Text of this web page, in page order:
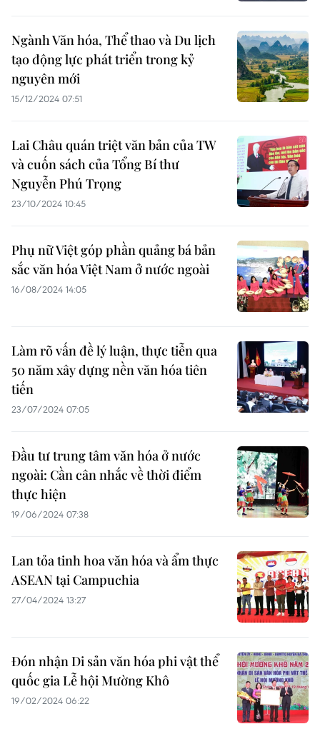
Ngành Văn hóa, Thể thao và Du lịch
tạo động lực phát triển trong kỷ
nguyên mới
15/12/2024 07:51
Lai Châu quán triệt văn bản của TW
và cuốn sách của Tổng Bí thư
Nguyễn Phú Trọng
23/10/2024 10:45
Phụ nữ Việt góp phần quảng bá bản
sắc văn hóa Việt Nam ở nước ngoài
16/08/2024 14:05
Làm rõ vấn đề lý luận, thực tiễn qua
50 năm xây dựng nền văn hóa tiên
tiến
23/07/2024 07:05
Đầu tư trung tâm văn hóa ở nước
ngoài: Cần cân nhắc về thời điểm
thực hiện
19/06/2024 07:38
Lan tỏa tinh hoa văn hóa và ẩm thực
ASEAN tại Campuchia
27/04/2024 13:27
Đón nhận Di sản văn hóa phi vật thể
quốc gia Lễ hội Mường Khô
19/02/2024 06:22